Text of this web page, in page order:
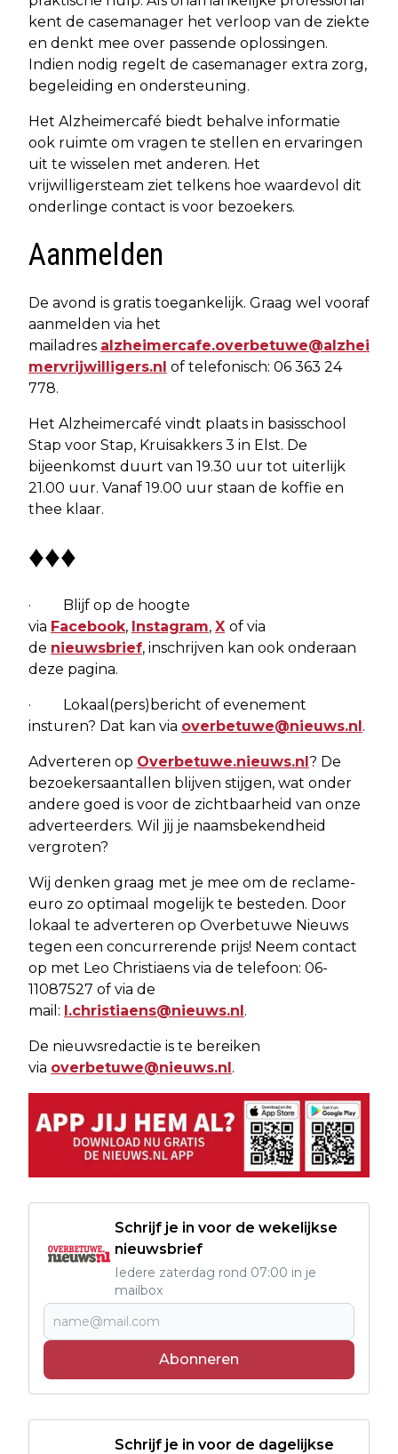
kent de casemanager het verloop van de ziekte
en denkt mee over passende oplossingen.
Indien nodig regelt de casemanager extra zorg,
begeleiding en ondersteuning.
Het Alzheimercafé biedt behalve informatie
ook ruimte om vragen te stellen en ervaringen
uit te wisselen met anderen. Het
vrijwilligersteam ziet telkens hoe waardevol dit
onderlinge contact is voor bezoekers.
Aanmelden
De avond is gratis toegankelijk. Graag wel vooraf
aanmelden via het
mailadres alzheimercafe.overbetuwe@alzhei
mervrijwilligers.nl of telefonisch: 06 363 24
778.
Het Alzheimercafé vindt plaats in basisschool
Stap voor Stap, Kruisakkers 3 in Elst. De
bijeenkomst duurt van 19.30 uur tot uiterlijk
21.00 uur. Vanaf 19.00 uur staan de koffie en
thee klaar.
♦♦♦
· Blijf op de hoogte
via Facebook, Instagram, X of via
de nieuwsbrief, inschrijven kan ook onderaan
deze pagina.
· Lokaal(pers)bericht of evenement
insturen? Dat kan via overbetuwe@nieuws.nl .
Adverteren op Overbetuwe.nieuws.nl ? De
bezoekersaantallen blijven stijgen, wat onder
andere goed is voor de zichtbaarheid van onze
adverteerders. Wil jij je naamsbekendheid
vergroten?
Wij denken graag met je mee om de reclame-
euro zo optimaal mogelijk te besteden. Door
lokaal te adverteren op Overbetuwe Nieuws
tegen een concurrerende prijs! Neem contact
op met Leo Christiaens via de telefoon: 06-
11087527 of via de
mail: l.christiaens@nieuws.nl .
De nieuwsredactie is te bereiken
via overbetuwe@nieuws.nl .
Schrijf je in voor de wekelijkse
nieuwsbrief
Iedere zaterdag rond 07:00 in je
mailbox
Abonneren
Schrijf je in voor de dagelijkse